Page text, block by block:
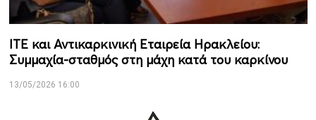
ΙΤΕ και Αντικαρκινική Εταιρεία Ηρακλείου:
Συμμαχία-σταθμός στη μάχη κατά του καρκίνου
13/05/2026 16:00